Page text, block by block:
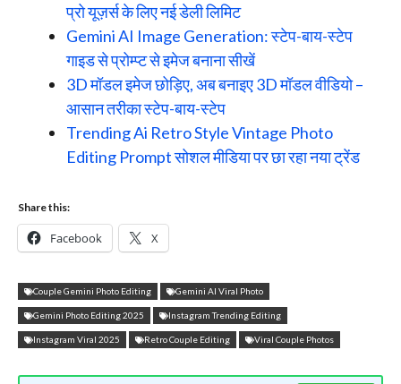
प्रो यूज़र्स के लिए नई डेली लिमिट
Gemini AI Image Generation: स्टेप-बाय-स्टेप
गाइड से प्रोम्प्ट से इमेज बनाना सीखें
3D मॉडल इमेज छोड़िए, अब बनाइए 3D मॉडल वीडियो –
आसान तरीका स्टेप-बाय-स्टेप
Trending Ai Retro Style Vintage Photo
Editing Prompt सोशल मीडिया पर छा रहा नया ट्रेंड
Share this:
Facebook X
Couple Gemini Photo Editing Gemini AI Viral Photo
Gemini Photo Editing 2025 Instagram Trending Editing
Instagram Viral 2025 Retro Couple Editing Viral Couple Photos